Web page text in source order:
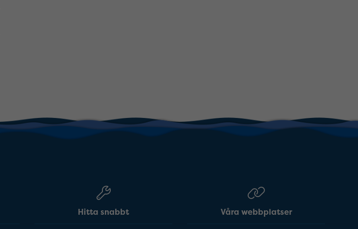
Hitta snabbt Våra webbplatser